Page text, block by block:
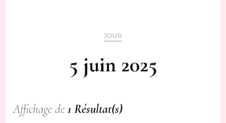
JOUR
5 juin 2025
Affichage de1 Résultat(s)